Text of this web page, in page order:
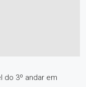
do 3º andar em